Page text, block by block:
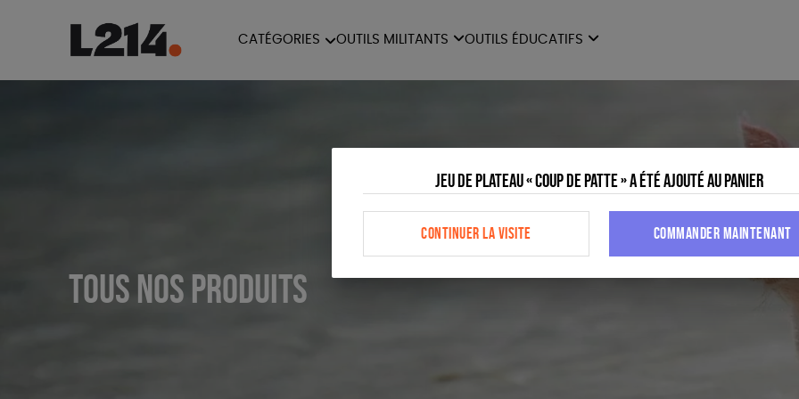
CATÉGORIES OUTILS MILITANTS
L214 MAG
OUTILS ÉDUCATIFS
MON JOURNAL ANIMAL
AUTRES OUTILS
Tous nos produits
Jeu de plateau « Coup de patte » a été ajouté au panier
CONTINUER LA VISITE COMMANDER MAINTENANT